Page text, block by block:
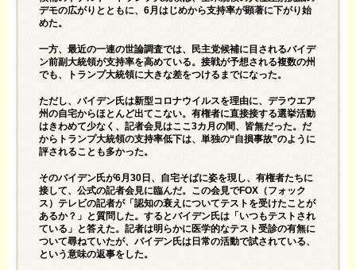
デモの広がりとともに、6月はじめから支持率が顕著に下がり始
めた。
一方、最近の一連の世論調査では、民主党候補に目されるバイデ
ン前副大統領が支持率を高めている。接戦が予想される複数の州
でも、トランプ大統領に大きな差をつけるまでになった。
ただし、バイデン氏は新型コロナウイルスを理由に、デラウエア
州の自宅からほとんど出てこない。有権者に直接接する選挙活動
はきわめて少なく、記者会見はここ3カ月の間、皆無だった。だ
からトランプ大統領の支持率低下は、単独の“自損事故”のように
評されることも多かった。
そのバイデン氏が6月30日、自宅そばに姿を現し、有権者たちに
接して、公式の記者会見に臨んだ。この会見でFOX（フォック
ス）テレビの記者が「認知の衰えについてテストを受けたことが
あるか？」と質問した。するとバイデン氏は「いつもテストされ
ている」と答えた。記者は明らかに医学的なテスト受診の有無に
ついて尋ねていたが、バイデン氏は日常の活動で試されている、
という意味の返事をした。